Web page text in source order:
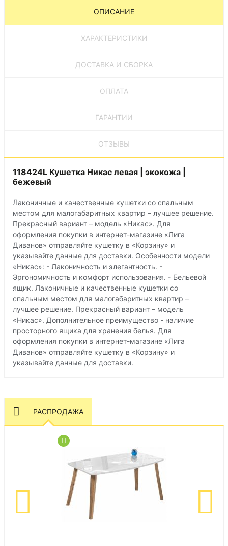
ОПИСАНИЕ
ХАРАКТЕРИСТИКИ
ДОСТАВКА И СБОРКА
ОПЛАТА
ГАРАНТИИ
ОТЗЫВЫ
118424L Кушетка Никас левая | экокожа |
бежевый
Лаконичные и качественные кушетки со спальным
местом для малогабаритных квартир – лучшее решение.
Прекрасный вариант – модель «Никас». Для
оформления покупки в интернет-магазине «Лига
Диванов» отправляйте кушетку в «Корзину» и
указывайте данные для доставки. Особенности модели
«Никас»: - Лаконичность и элегантность. -
Эргономичность и комфорт использования. - Бельевой
ящик. Лаконичные и качественные кушетки со
спальным местом для малогабаритных квартир –
лучшее решение. Прекрасный вариант – модель
«Никас». Дополнительное преимущество - наличие
просторного ящика для хранения белья. Для
оформления покупки в интернет-магазине «Лига
Диванов» отправляйте кушетку в «Корзину» и
указывайте данные для доставки.
РАСПРОДАЖА